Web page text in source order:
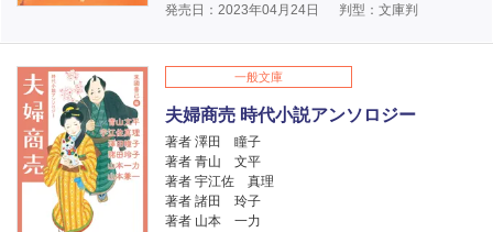
発売日：2023年04月24日
判型：文庫判
一般文庫
夫婦商売 時代小説アンソロジー
著者 澤田 瞳子
著者 青山 文平
著者 宇江佐 真理
著者 諸田 玲子
著者 山本 一力